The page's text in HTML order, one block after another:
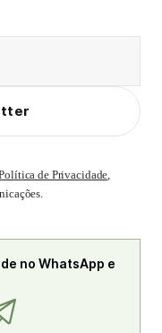
de Privacidade,
no WhatsApp e